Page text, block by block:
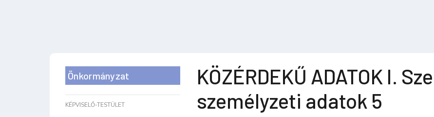
Önkormányzat
KÉPVISELŐ-TESTÜLET
KÖZÉRDEKŰ ADATOK I.
személyzeti adatok 5